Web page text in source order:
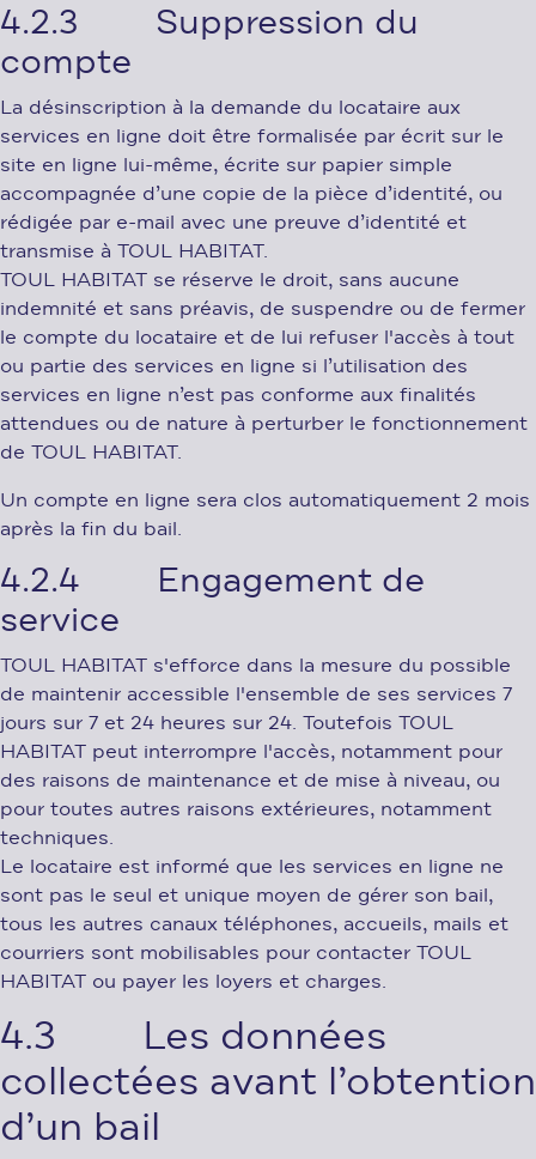
4.2.3 Suppression du
compte
La désinscription à la demande du locataire aux
services en ligne doit être formalisée par écrit sur le
site en ligne lui-même, écrite sur papier simple
accompagnée d’une copie de la pièce d’identité, ou
rédigée par e-mail avec une preuve d’identité et
transmise à TOUL HABITAT.
TOUL HABITAT se réserve le droit, sans aucune
indemnité et sans préavis, de suspendre ou de fermer
le compte du locataire et de lui refuser l'accès à tout
ou partie des services en ligne si l’utilisation des
services en ligne n’est pas conforme aux finalités
attendues ou de nature à perturber le fonctionnement
de TOUL HABITAT.
Un compte en ligne sera clos automatiquement 2 mois
après la fin du bail.
4.2.4 Engagement de
service
TOUL HABITAT s'efforce dans la mesure du possible
de maintenir accessible l'ensemble de ses services 7
jours sur 7 et 24 heures sur 24. Toutefois TOUL
HABITAT peut interrompre l'accès, notamment pour
des raisons de maintenance et de mise à niveau, ou
pour toutes autres raisons extérieures, notamment
techniques.
Le locataire est informé que les services en ligne ne
sont pas le seul et unique moyen de gérer son bail,
tous les autres canaux téléphones, accueils, mails et
courriers sont mobilisables pour contacter TOUL
HABITAT ou payer les loyers et charges.
4.3 Les données
collectées avant l’obtention
d’un bail